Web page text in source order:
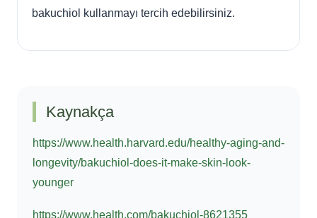
bakuchiol kullanmayı tercih edebilirsiniz.
Kaynakça
https://www.health.harvard.edu/healthy-aging-and-
longevity/bakuchiol-does-it-make-skin-look-
younger
https://www.health.com/bakuchiol-8621355